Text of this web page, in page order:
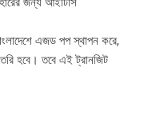
এজড পপ স্থাপন করে,
হবে। তবে এই ট্রানজিট